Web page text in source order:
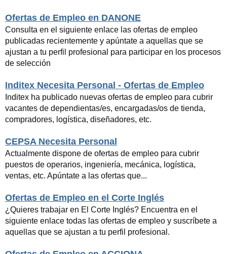
Ofertas de Empleo en DANONE
Consulta en el siguiente enlace las ofertas de empleo
publicadas recientemente y apúntate a aquellas que se
ajustan a tu perfil profesional para participar en los procesos
de selección
Inditex Necesita Personal - Ofertas de Empleo
Inditex ha publicado nuevas ofertas de empleo para cubrir
vacantes de dependientas/es, encargadas/os de tienda,
compradores, logística, diseñadores, etc.
CEPSA Necesita Personal
Actualmente dispone de ofertas de empleo para cubrir
puestos de operarios, ingeniería, mecánica, logística,
ventas, etc. Apúntate a las ofertas que...
Ofertas de Empleo en el Corte Inglés
¿Quieres trabajar en El Corte Inglés? Encuentra en el
siguiente enlace todas las ofertas de empleo y suscríbete a
aquellas que se ajustan a tu perfil profesional.